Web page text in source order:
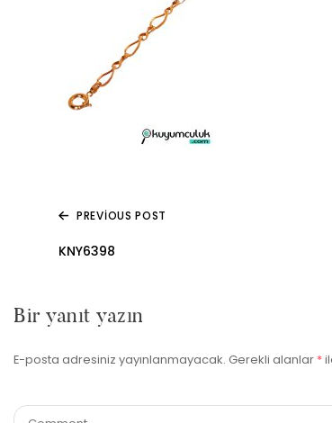
PREVIOUS POST
KNY6398
Bir yanıt yazın
E-posta adresiniz yayınlanmayacak. Gerekli alanlar *